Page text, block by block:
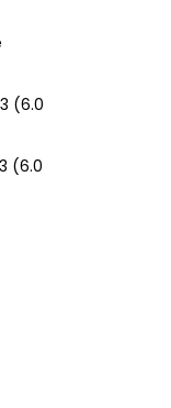
(6.0
(6.0